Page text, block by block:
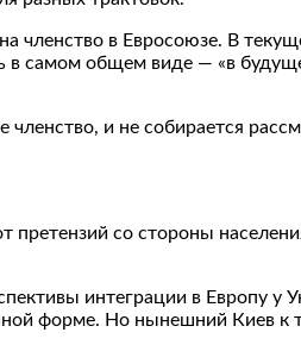
в Евросоюзе. В
в самом общем виде — «в
и не собирается
претензий со стороны
интеграции в Европу у
форме. Но нынешний Киев к